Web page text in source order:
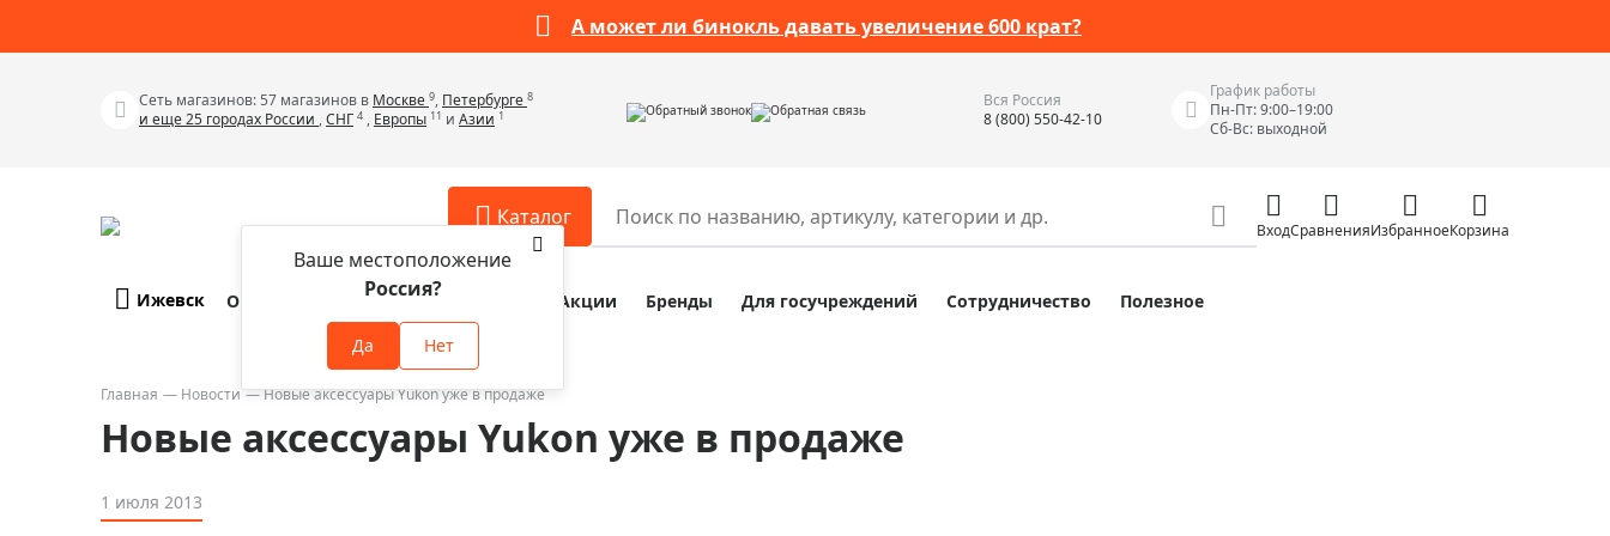
А может ли бинокль давать увеличение 600 крат?
Сеть магазинов: 57 магазинов в Москве 9, Петербурге 8
и еще 25 городах России ,СНГ 4 , Европы 11 и Азии 1 Обратный звонок Обратная связь
Вся Россия
8 (800) 550-42-10
График работы
Пн-Пт: 9:00–19:00
Сб-Вс: выходной
Каталог
Телескопы
Бинокли
Зрительные трубы
Аксессуары для микроскопов
Аксессуары для зрительных труб
Аксессуары для биноклей
Разное
Наборы исследователя Bresser Junior
Наборы для химических опытов
Измерительные инструменты
ВходСравненияИзбранноеКорзина
Ижевск
Ваше местоположение
Россия?
Да Нет
О компании Оплата и доставка Акции Бренды Для госучреждений Сотрудничество Полезное
Главная Новости Новые аксессуары Yukon уже в продаже
Новые аксессуары Yukon уже в продаже
1 июля 2013